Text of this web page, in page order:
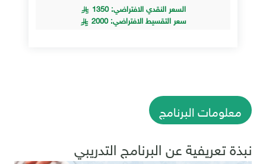
السعر النقدي الافتراضي: 1350
سعر التقسيط الافتراضي: 2000
معلومات البرنامج
نبذة تعريفية عن البرنامج التدريبي